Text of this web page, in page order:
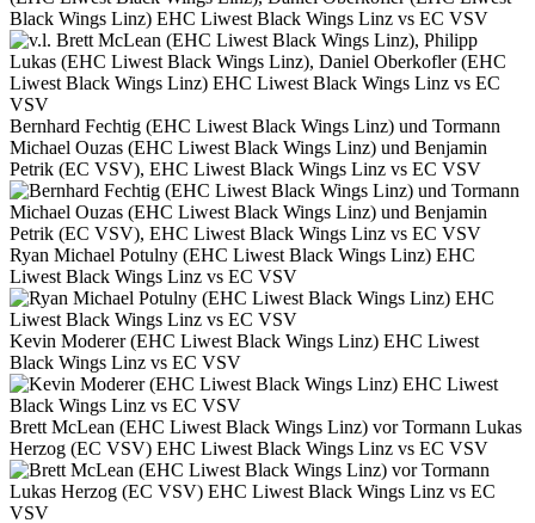
Black Wings Linz) EHC Liwest Black Wings Linz vs EC VSV
Bernhard Fechtig (EHC Liwest Black Wings Linz) und Tormann
Michael Ouzas (EHC Liwest Black Wings Linz) und Benjamin
Petrik (EC VSV), EHC Liwest Black Wings Linz vs EC VSV
Ryan Michael Potulny (EHC Liwest Black Wings Linz) EHC
Liwest Black Wings Linz vs EC VSV
Kevin Moderer (EHC Liwest Black Wings Linz) EHC Liwest
Black Wings Linz vs EC VSV
Brett McLean (EHC Liwest Black Wings Linz) vor Tormann Lukas
Herzog (EC VSV) EHC Liwest Black Wings Linz vs EC VSV